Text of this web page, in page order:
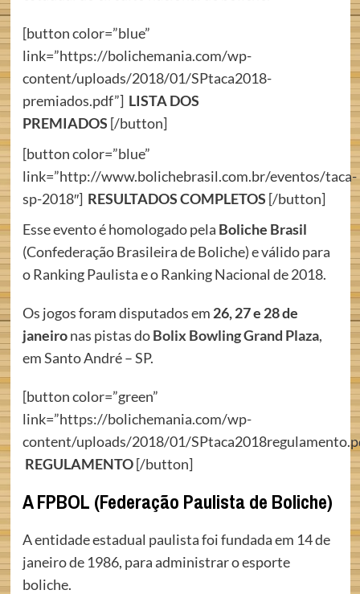
[button color=”blue”
link=”https://bolichemania.com/wp-
content/uploads/2018/01/SPtaca2018-
premiados.pdf”] LISTA DOS
PREMIADOS [/button]
[button color=”blue”
link=”http://www.bolichebrasil.com.br/eventos/taca-
sp-2018″] RESULTADOS COMPLETOS [/button]
Esse evento é homologado pela Boliche Brasil
(Confederação Brasileira de Boliche) e válido para
o Ranking Paulista e o Ranking Nacional de 2018.
Os jogos foram disputados em 26, 27 e 28 de
janeironas pistas doBolix Bowling Grand Plaza,
em Santo André – SP.
[button color=”green”
link=”https://bolichemania.com/wp-
content/uploads/2018/01/
REGULAMENTO[/button]
A FPBOL (Federação Paulista de Boliche)
A entidade estadual paulista foi fundada em 14 de
janeiro de 1986, para administrar o esporte
boliche.